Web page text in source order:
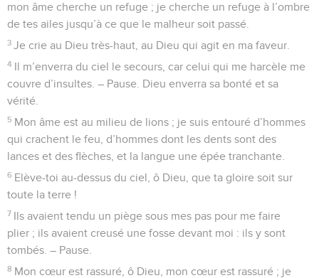
mon âme cherche un refuge ; je cherche un refuge à l’ombre
de tes ailes jusqu’à ce que le malheur soit passé.
3 Je crie au Dieu très-haut, au Dieu qui agit en ma faveur.
4 Il m’enverra du ciel le secours, car celui qui me harcèle me
couvre d’insultes. – Pause. Dieu enverra sa bonté et sa
vérité.
5 Mon âme est au milieu de lions ; je suis entouré d’hommes
qui crachent le feu, d’hommes dont les dents sont des
lances et des flèches, et la langue une épée tranchante.
6 Elève-toi au-dessus du ciel, ô Dieu, que ta gloire soit sur
toute la terre !
7 Ils avaient tendu un piège sous mes pas pour me faire
plier ; ils avaient creusé une fosse devant moi : ils y sont
tombés. – Pause.
8 Mon cœur est rassuré, ô Dieu, mon cœur est rassuré ; je